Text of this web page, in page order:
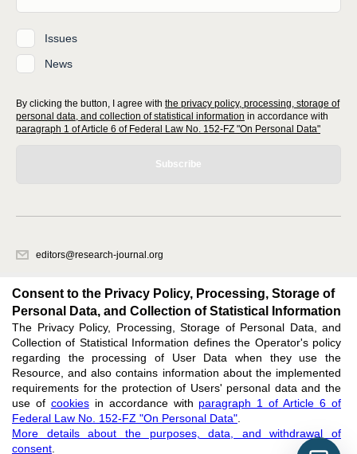
Issues
News
By clicking the button, I agree with the privacy policy, processing, storage of
personal data, and collection of statistical information in accordance with
paragraph 1 of Article 6 of Federal Law No. 152-FZ "On Personal Data"
Subscribe
editors@research-journal.org
office 1
Feedback
Support: editors@research-journal.org
ISSN 2227-6017 (ONLINE),ISSN 2303-9868 (PRINT),DOI: 10.60797/IRJ.2227-6017,
ЭЛ № ФС 77 - 80772
Consent to the Privacy Policy, Processing, Storage of
Personal Data, and Collection of Statistical Information
The Privacy Policy, Processing, Storage of Personal Data, and
Collection of Statistical Information defines the Operator's policy
regarding the processing of User Data when they use the
Resource, and also contains information about the implemented
requirements for the protection of Users' personal data and the
use of cookiesin accordance with paragraph 1 of Article 6 of
Federal Law No. 152-FZ "On Personal Data"
More details about the purposes, data, and withdrawal of
consent